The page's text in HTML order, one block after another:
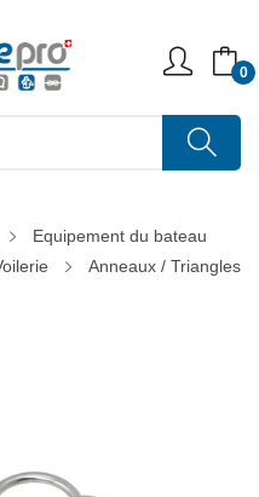
0
Equipement du bateau
Anneaux / Triangles